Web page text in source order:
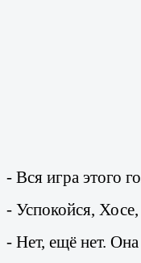
- Вся игра этого
- Успокойся, Хосе,
- Нет, ещё нет.